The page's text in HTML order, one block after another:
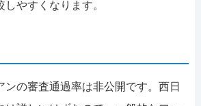
やすくなります。
ンの審査通過率は非公開です。西日